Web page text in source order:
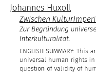
Johannes Huxoll
Zwischen
Zur Begründung
Interkulturalität.
This
universal human rights
question of validity of